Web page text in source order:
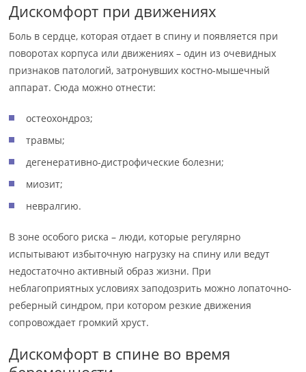
Дискомфорт при движениях
Боль в сердце, которая отдает в спину и появляется при
поворотах корпуса или движениях – один из очевидных
признаков патологий, затронувших костно-мышечный
аппарат. Сюда можно отнести:
остеохондроз;
травмы;
дегенеративно-дистрофические болезни;
миозит;
невралгию.
В зоне особого риска – люди, которые регулярно
испытывают избыточную нагрузку на спину или ведут
недостаточно активный образ жизни. При
неблагоприятных условиях заподозрить можно лопаточно-
реберный синдром, при котором резкие движения
сопровождает громкий хруст.
Дискомфорт в спине во время